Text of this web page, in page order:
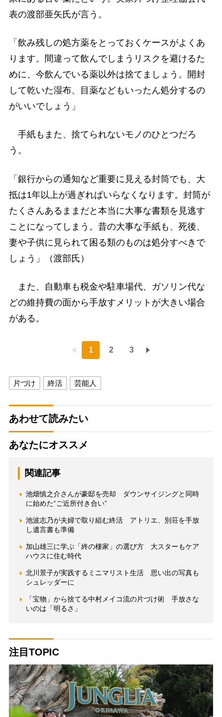
表の渡部亜矢氏が言う。
「飲み残しの処方薬をとっておくケースがよくあ
ります。間違って飲んでしまうリスクを避けるた
めに、今飲んでいる薬以外は捨てましょう。開封
して乾いた湿布、目薬などもいったん処分するの
がいいでしょう」
手紙もまた、捨てられないモノのひとつだろ
う。
「銀行からの通知など重要に見える封筒でも、大
抵は1年以上が過ぎればいらなくなります。封筒が
たくさんあるままだと本当に大事な書類を見逃す
ことになってしまう。昔の大事な手紙も、死後、
妻や子供に見られて困る類のものは処分すべきで
しょう」（渡部氏）
また、自動車も税金や駐車場代、ガソリン代な
どの維持費の面から手放すメリットが大きい場合
がある。
1 2 3
片づけ 終活 芸能人
あわせて読みたい
あなたにオススメ
関連記事
池畑慎之介さんが豪邸を売却 ダウンサイジングと同時
に始めた“ご近所付き合い”
池波志乃が夫婦で取り組む終活 アトリエ、別荘を手放
し遺言書も準備
加山雄三に学ぶ「終の棲家」の選び方 大スターもケア
ハウスに住む時代
北川景子が実践するミニマリスト生活 思い出の写真も
シュレッダーに
「宝物」から捨てる中村メイコ流の片づけ術 手放さな
いのは「明るさ」
注目TOPIC